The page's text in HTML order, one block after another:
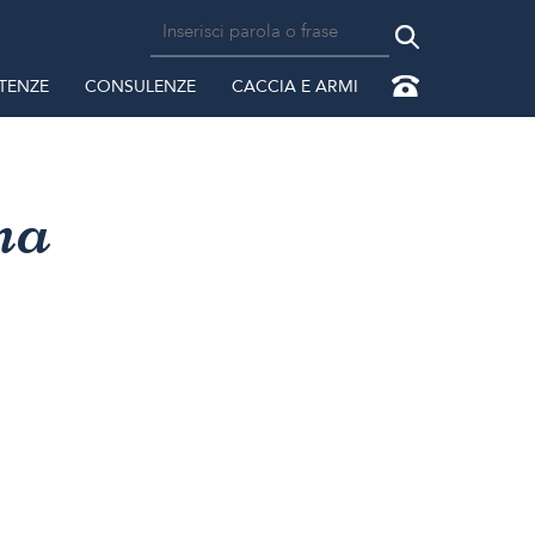
CONSULENZE CACCIA E ARMI